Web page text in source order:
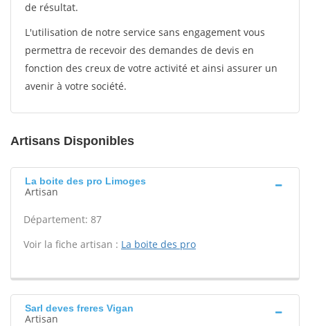
de résultat.
L'utilisation de notre service sans engagement vous
permettra de recevoir des demandes de devis en
fonction des creux de votre activité et ainsi assurer un
avenir à votre société.
Artisans Disponibles
La boite des pro Limoges
Artisan
Département: 87
Voir la fiche artisan : La boite des pro
Sarl deves freres Vigan
Artisan